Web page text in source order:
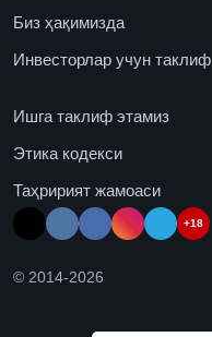
Биз ҳақимизда
Инвесторлар учун таклиф
Ишга таклиф этамиз
Этика кодекси
Таҳририят жамоаси
+18
© 2014-2026